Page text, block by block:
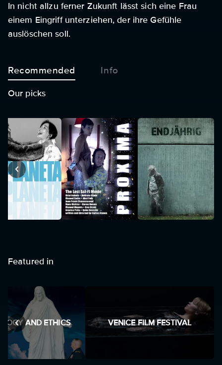
In nicht allzu ferner Zukunft lässt sich eine Frau
einem Eingriff unterziehen, der ihre Gefühle
auslöschen soll.
Recommended Info
Our picks
Featured in
AND ETHICS VENICE FILM FESTIVAL